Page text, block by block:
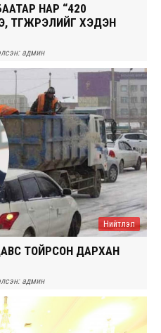
НАР “420
ТҮГЖРЭЛИЙГ ХЭДЭН
админ
Нийтлэл
ТОЙРСОН ДАРХАН
админ